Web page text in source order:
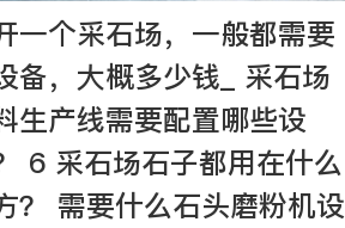
一个采石场，一般都需要
备，大概多少钱_ 采石场
生产线需要配置哪些设
6 采石场石子都用在什么
？ 需要什么石头磨粉机设